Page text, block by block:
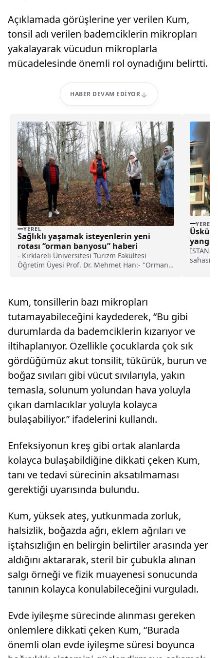
Açıklamada görüşlerine yer verilen Kum,
tonsil adı verilen bademciklerin mikropları
yakalayarak vücudun mikroplarla
mücadelesinde önemli rol oynadığını belirtti.
HABER DEVAM EDIYOR
YEREL
Sağlıklı yaşamak isteyenlerin yeni
rotası “orman banyosu” haberi
- Kırklareli Üniversitesi Turizm Fakültesi
Öğretim Üyesi Prof. Dr. Mehmet Han:- "Orman
yani 'şehir detoksu' yapmak istiyorsa orman
banyosunu öneriyorum"
YEREL
Kum, tonsillerin bazı mikropları
tutamayabileceğini kaydederek, “Bu gibi
durumlarda da bademciklerin kızarıyor ve
iltihaplanıyor. Özellikle çocuklarda çok sık
gördüğümüz akut tonsilit, tükürük, burun ve
boğaz sıvıları gibi vücut sıvılarıyla, yakın
temasla, solunum yolundan hava yoluyla
çıkan damlacıklar yoluyla kolayca
bulaşabiliyor.” ifadelerini kullandı.
Enfeksiyonun kreş gibi ortak alanlarda
kolayca bulaşabildiğine dikkati çeken Kum,
tanı ve tedavi sürecinin aksatılmaması
gerektiği uyarısında bulundu.
Kum, yüksek ateş, yutkunmada zorluk,
halsizlik, boğazda ağrı, eklem ağrıları ve
iştahsızlığın en belirgin belirtiler arasında yer
aldığını aktararak, steril bir çubukla alınan
salgı örneği ve fizik muayenesi sonucunda
tanının kolayca konulabileceğini vurguladı.
Evde iyileşme sürecinde alınması gereken
önlemlere dikkati çeken Kum, “Burada
önemli olan evde iyileşme süresi boyunca